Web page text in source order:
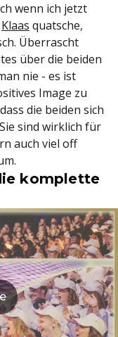
wenn ich jetzt
Klaas quatsche,
Überrascht
über die beiden
nie - es ist
Image zu
die beiden sich
sind wirklich für
auch viel off
komplette